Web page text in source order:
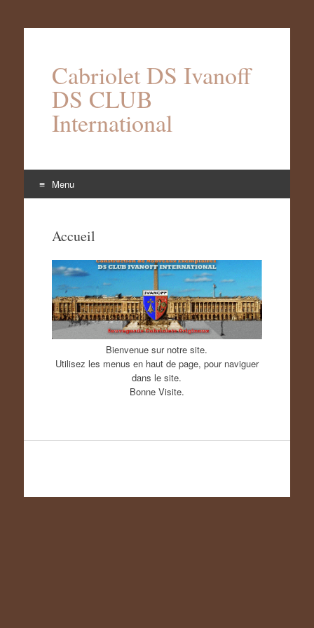
Cabriolet DS Ivanoff
DS CLUB
International
Menu
contenuAccueil
Bienvenue sur notre site.
Utilisez les menus en haut de page, pour naviguer
dans le site.
Bonne Visite.